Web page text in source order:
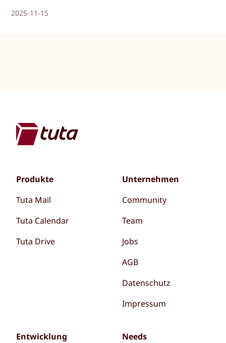
2025-11-15
Produkte
Tuta Mail
Tuta Calendar
Tuta Drive
Unternehmen
Community
Team
Jobs
AGB
Datenschutz
Impressum
Entwicklung
Needs